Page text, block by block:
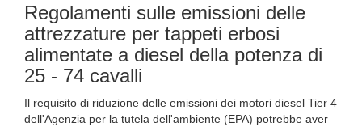
Regolamenti sulle emissioni delle
attrezzature per tappeti erbosi
alimentate a diesel della potenza di
25 - 74 cavalli
Il requisito di riduzione delle emissioni dei motori diesel Tier 4
dell'Agenzia per la tutela dell'ambiente (EPA) potrebbe aver